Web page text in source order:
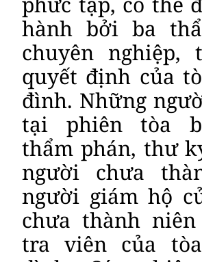
hành bởi ba
chuyên nghiệp,
quyết định của
đình. Những
tại phiên tòa
thẩm phán, thư
người chưa
người giám hộ
chưa thành
tra viên của